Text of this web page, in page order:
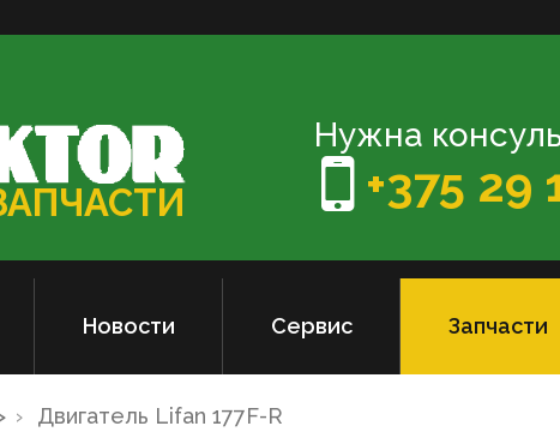
Нужна
+375 29
Новости Сервис Запчасти
Двигатель Lifan 177F-R